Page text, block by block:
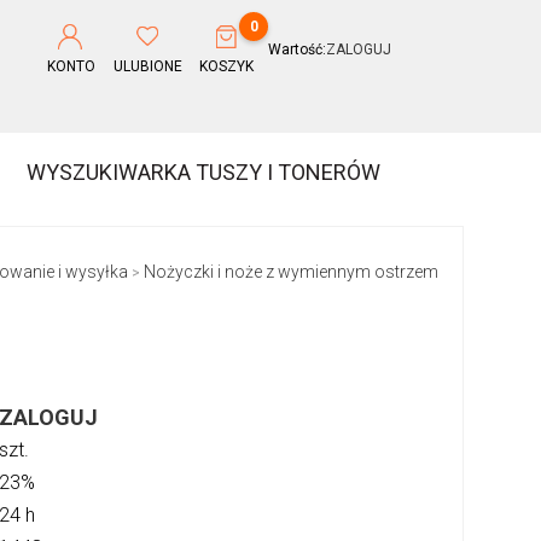
KONTO ULUBIONE
0
KOSZYK
Wartość:ZALOGUJ
WYSZUKIWARKA TUSZY I TONERÓW
i wysyłka > Nożyczki i noże z wymiennym ostrzem
ZALOGUJ
szt.
23%
24 h